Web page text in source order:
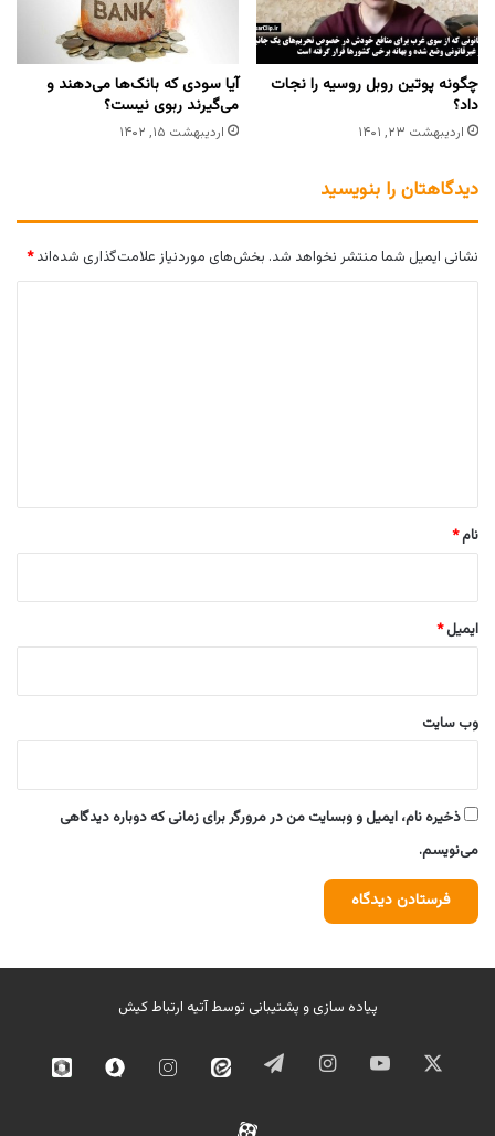
چگونه پوتین روبل روسیه را نجات
داد؟
اردیبهشت ۲۳, ۱۴۰۱
آیا سودی که بانک‌ها می‌دهند و
می‌گیرند ربوی نیست؟
اردیبهشت ۱۵, ۱۴۰۲
دیدگاهتان را بنویسید
نشانی ایمیل شما منتشر نخواهد شد. بخش‌های موردنیاز علامت‌گذاری شده‌اند*
نام*
ایمیل*
وب‌ سایت
ذخیره نام، ایمیل و وبسایت من در مرورگر برای زمانی که دوباره دیدگاهی
می‌نویسم.
پیاده سازی و پشتیبانی توسطآتیه ارتباط کیش
ایکس یوتیوب اینستاگرامتلگرام ایتا
اینستاگرامسروش